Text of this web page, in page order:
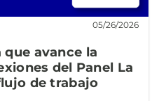
05/26/2026
que avance la
del Panel La
de trabajo